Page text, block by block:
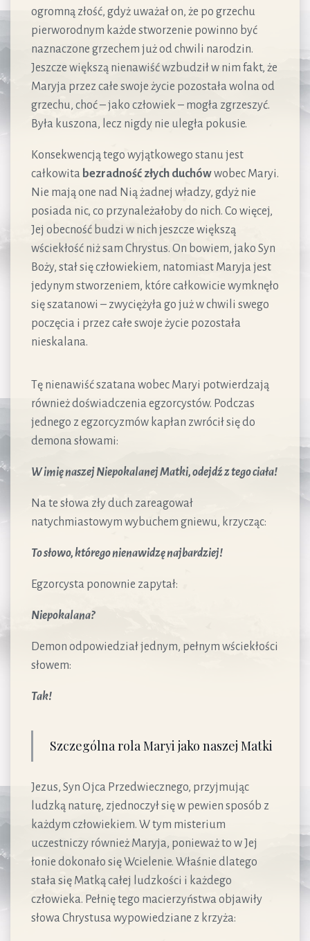
ogromną złość, gdyż uważał on, że po grzechu
pierworodnym każde stworzenie powinno być
naznaczone grzechem już od chwili narodzin.
Jeszcze większą nienawiść wzbudził w nim fakt, że
Maryja przez całe swoje życie pozostała wolna od
grzechu, choć – jako człowiek – mogła zgrzeszyć.
Była kuszona, lecz nigdy nie uległa pokusie.
Konsekwencją tego wyjątkowego stanu jest
całkowita bezradność złych duchówwobec Maryi.
Nie mają one nad Nią żadnej władzy, gdyż nie
posiada nic, co przynależałoby do nich. Co więcej,
Jej obecność budzi w nich jeszcze większą
wściekłość niż sam Chrystus. On bowiem, jako Syn
Boży, stał się człowiekiem, natomiast Maryja jest
jedynym stworzeniem, które całkowicie wymknęło
się szatanowi – zwyciężyła go już w chwili swego
poczęcia i przez całe swoje życie pozostała
nieskalana.
Tę nienawiść szatana wobec Maryi potwierdzają
również doświadczenia egzorcystów. Podczas
jednego z egzorcyzmów kapłan zwrócił się do
demona słowami:
W imię naszej Niepokalanej Matki, odejdź z tego ciała!
Na te słowa zły duch zareagował
natychmiastowym wybuchem gniewu, krzycząc:
To słowo, którego nienawidzę najbardziej!
Egzorcysta ponownie zapytał:
Niepokalana?
Demon odpowiedział jednym, pełnym wściekłości
słowem:
Tak!
Szczególna rola Maryi jako naszej Matki
Jezus, Syn Ojca Przedwiecznego, przyjmując
ludzką naturę, zjednoczył się w pewien sposób z
każdym człowiekiem. W tym misterium
uczestniczy również Maryja, ponieważ to w Jej
łonie dokonało się Wcielenie. Właśnie dlatego
stała się Matką całej ludzkości i każdego
człowieka. Pełnię tego macierzyństwa objawiły
słowa Chrystusa wypowiedziane z krzyża: